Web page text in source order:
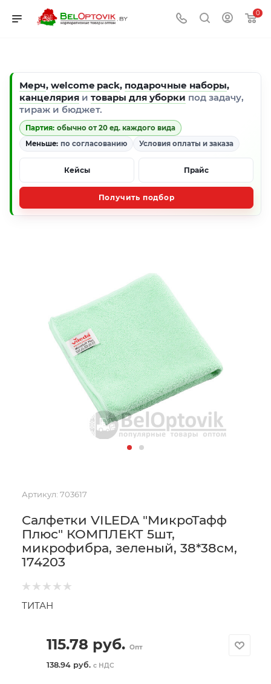
0
Мерч, welcome pack, подарочные наборы,
канцелярия и товары для уборки под задачу,
тираж и бюджет.
Партия: обычно от 20 ед. каждого вида
Меньше: по согласованию Условия оплаты и заказа
Кейсы Прайс
Получить подбор
Артикул: 703617
Салфетки VILEDA "МикроТафф
Плюс" КОМПЛЕКТ 5шт,
микрофибра, зеленый, 38*38см,
174203
ТИТАН
115.78 руб. Опт
138.94 руб. с НДС